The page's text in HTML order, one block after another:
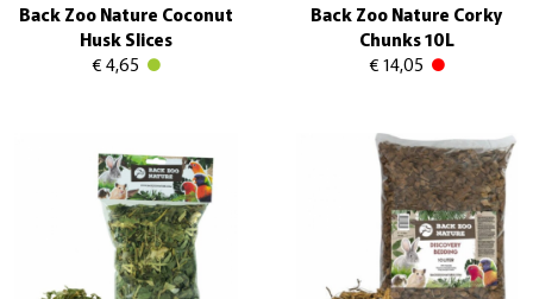
Back Zoo Nature Coconut
Husk Slices
€ 4,65
Back Zoo Nature Corky
Chunks 10L
€ 14,05